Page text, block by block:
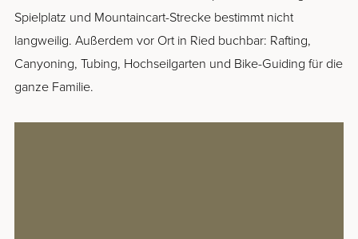
Spielplatz und Mountaincart-Strecke bestimmt nicht
langweilig. Außerdem vor Ort in Ried buchbar: Rafting,
Canyoning, Tubing, Hochseilgarten und Bike-Guiding für die
ganze Familie.
Glück wächst, wenn man es teilt. Für einen
Sommer voller gemeinsamer Erlebnisse
schenken wir Kindern bis 10 Jahre die